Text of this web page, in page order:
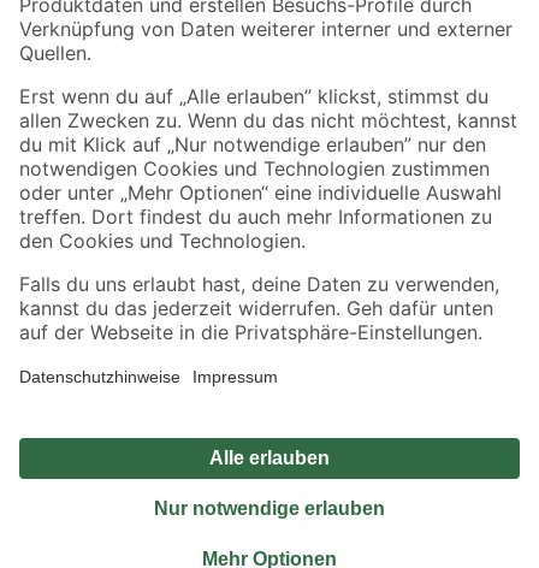
Sicher einkaufen
Jetzt die toom-App herunterladen
Alle Preisangaben in EUR inkl. gesetzl. MwSt.. Die dargestellten Angebote sind unter
Umständen nicht in allen Märkten verfügbar. Die angegebenen Verfügbarkeiten beziehen
Produkte nur solange der Vorrat reicht.
*Paketversand ab 59 € versandkostenfrei, gilt nicht für Artikel mit Speditionsversand, hier
Privatsphäre Impressum
Nutzungsbedingungen
Widerrufsrecht
Vertrag widerrufen
© 2026 toom Baumarkt GmbH